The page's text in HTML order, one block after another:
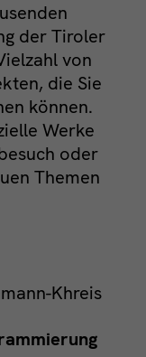
der Tiroler
von
die Sie
können.
Werke
oder
Themen
Khreis